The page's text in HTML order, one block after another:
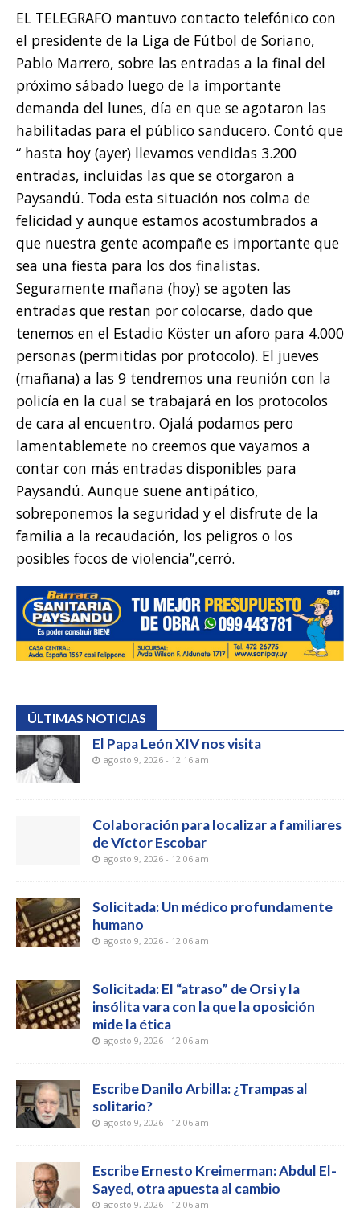
EL TELEGRAFO mantuvo contacto telefónico con
el presidente de la Liga de Fútbol de Soriano,
Pablo Marrero, sobre las entradas a la final del
próximo sábado luego de la importante
demanda del lunes, día en que se agotaron las
habilitadas para el público sanducero. Contó que
“ hasta hoy (ayer) llevamos vendidas 3.200
entradas, incluidas las que se otorgaron a
Paysandú. Toda esta situación nos colma de
felicidad y aunque estamos acostumbrados a
que nuestra gente acompañe es importante que
sea una fiesta para los dos finalistas.
Seguramente mañana (hoy) se agoten las
entradas que restan por colocarse, dado que
tenemos en el Estadio Köster un aforo para 4.000
personas (permitidas por protocolo). El jueves
(mañana) a las 9 tendremos una reunión con la
policía en la cual se trabajará en los protocolos
de cara al encuentro. Ojalá podamos pero
lamentablemete no creemos que vayamos a
contar con más entradas disponibles para
Paysandú. Aunque suene antipático,
sobreponemos la seguridad y el disfrute de la
familia a la recaudación, los peligros o los
posibles focos de violencia”,cerró.
ÚLTIMAS NOTICIAS
El Papa León XIV nos visita
agosto 9, 2026 - 12:16 am
Colaboración para localizar a familiares
de Víctor Escobar
agosto 9, 2026 - 12:06 am
Solicitada: Un médico profundamente
humano
agosto 9, 2026 - 12:06 am
Solicitada: El “atraso” de Orsi y la
insólita vara con la que la oposición
mide la ética
agosto 9, 2026 - 12:06 am
Escribe Danilo Arbilla: ¿Trampas al
solitario?
agosto 9, 2026 - 12:06 am
Escribe Ernesto Kreimerman: Abdul El-
Sayed, otra apuesta al cambio
agosto 9, 2026 - 12:06 am